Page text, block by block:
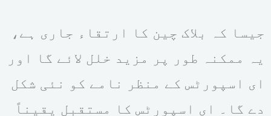
جیسا کہ بلاک چین کا ارتقاء جاری ہے،
یہ ممکنہ طور پر مزید خلل لائے گا اور
ای اسپورٹس کے منظر نامے کو نئی شکل
دے گا۔ ای اسپورٹس کا مستقبل یقیناً